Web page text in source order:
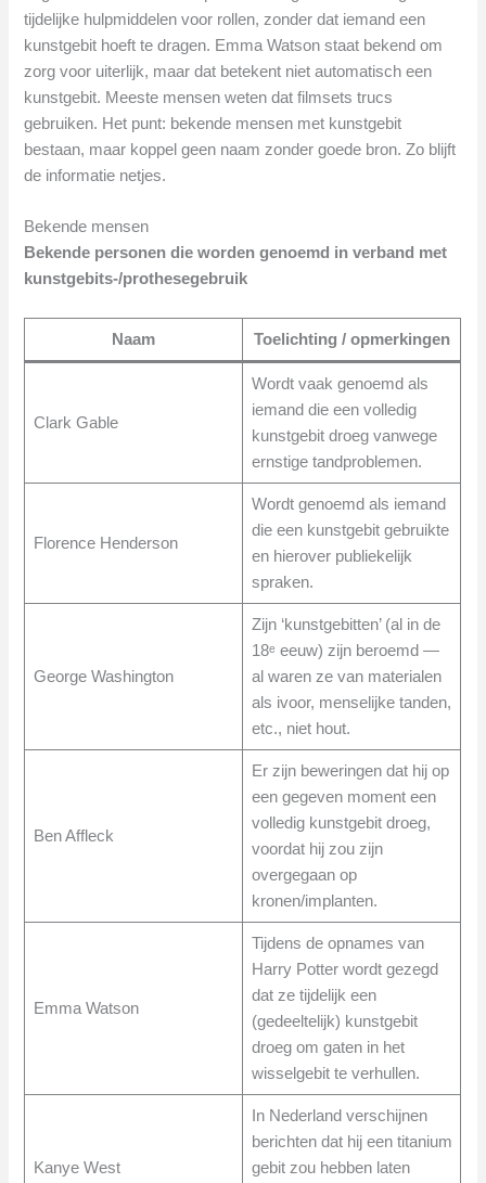
tijdelijke hulpmiddelen voor rollen, zonder dat iemand een
kunstgebit hoeft te dragen. Emma Watson staat bekend om
zorg voor uiterlijk, maar dat betekent niet automatisch een
kunstgebit. Meeste mensen weten dat filmsets trucs
gebruiken. Het punt: bekende mensen met kunstgebit
bestaan, maar koppel geen naam zonder goede bron. Zo blijft
de informatie netjes.
Bekende mensen
Bekende personen die worden genoemd in verband met
kunstgebits-/prothesegebruik
Naam Toelichting / opmerkingen
Clark Gable
Wordt vaak genoemd als
iemand die een volledig
kunstgebit droeg vanwege
ernstige tandproblemen.
Florence Henderson
Wordt genoemd als iemand
die een kunstgebit gebruikte
en hierover publiekelijk
spraken.
George Washington
Zijn ‘kunstgebitten’ (al in de
18ᵉ eeuw) zijn beroemd —
al waren ze van materialen
als ivoor, menselijke tanden,
etc., niet hout.
Ben Affleck
Er zijn beweringen dat hij op
een gegeven moment een
volledig kunstgebit droeg,
voordat hij zou zijn
overgegaan op
kronen/implanten.
Emma Watson
Tijdens de opnames van
Harry Potter wordt gezegd
dat ze tijdelijk een
(gedeeltelijk) kunstgebit
droeg om gaten in het
wisselgebit te verhullen.
Kanye West
In Nederland verschijnen
berichten dat hij een titanium
gebit zou hebben laten